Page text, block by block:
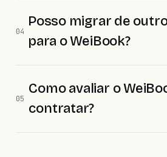
04
Posso migrar de
para o WeiBook?
05
Como avaliar o
contratar?